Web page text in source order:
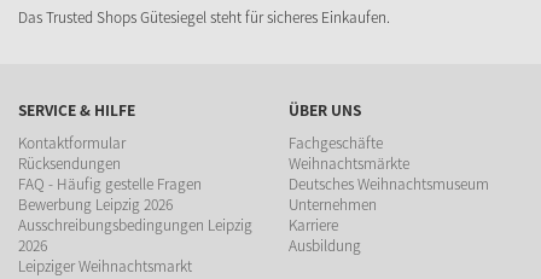
Das Trusted Shops Gütesiegel steht für sicheres Einkaufen.
SERVICE & HILFE
Kontaktformular
Rücksendungen
FAQ - Häufig gestelle Fragen
Bewerbung Leipzig 2026
Ausschreibungsbedingungen Leipzig
2026
Leipziger Weihnachtsmarkt
ÜBER UNS
Fachgeschäfte
Weihnachtsmärkte
Deutsches Weihnachtsmuseum
Unternehmen
Karriere
Ausbildung